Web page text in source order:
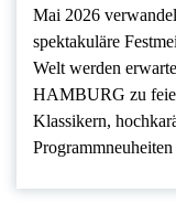
Mai 2026
spektakuläre
Welt werden
HAMBURG zu
Klassikern,